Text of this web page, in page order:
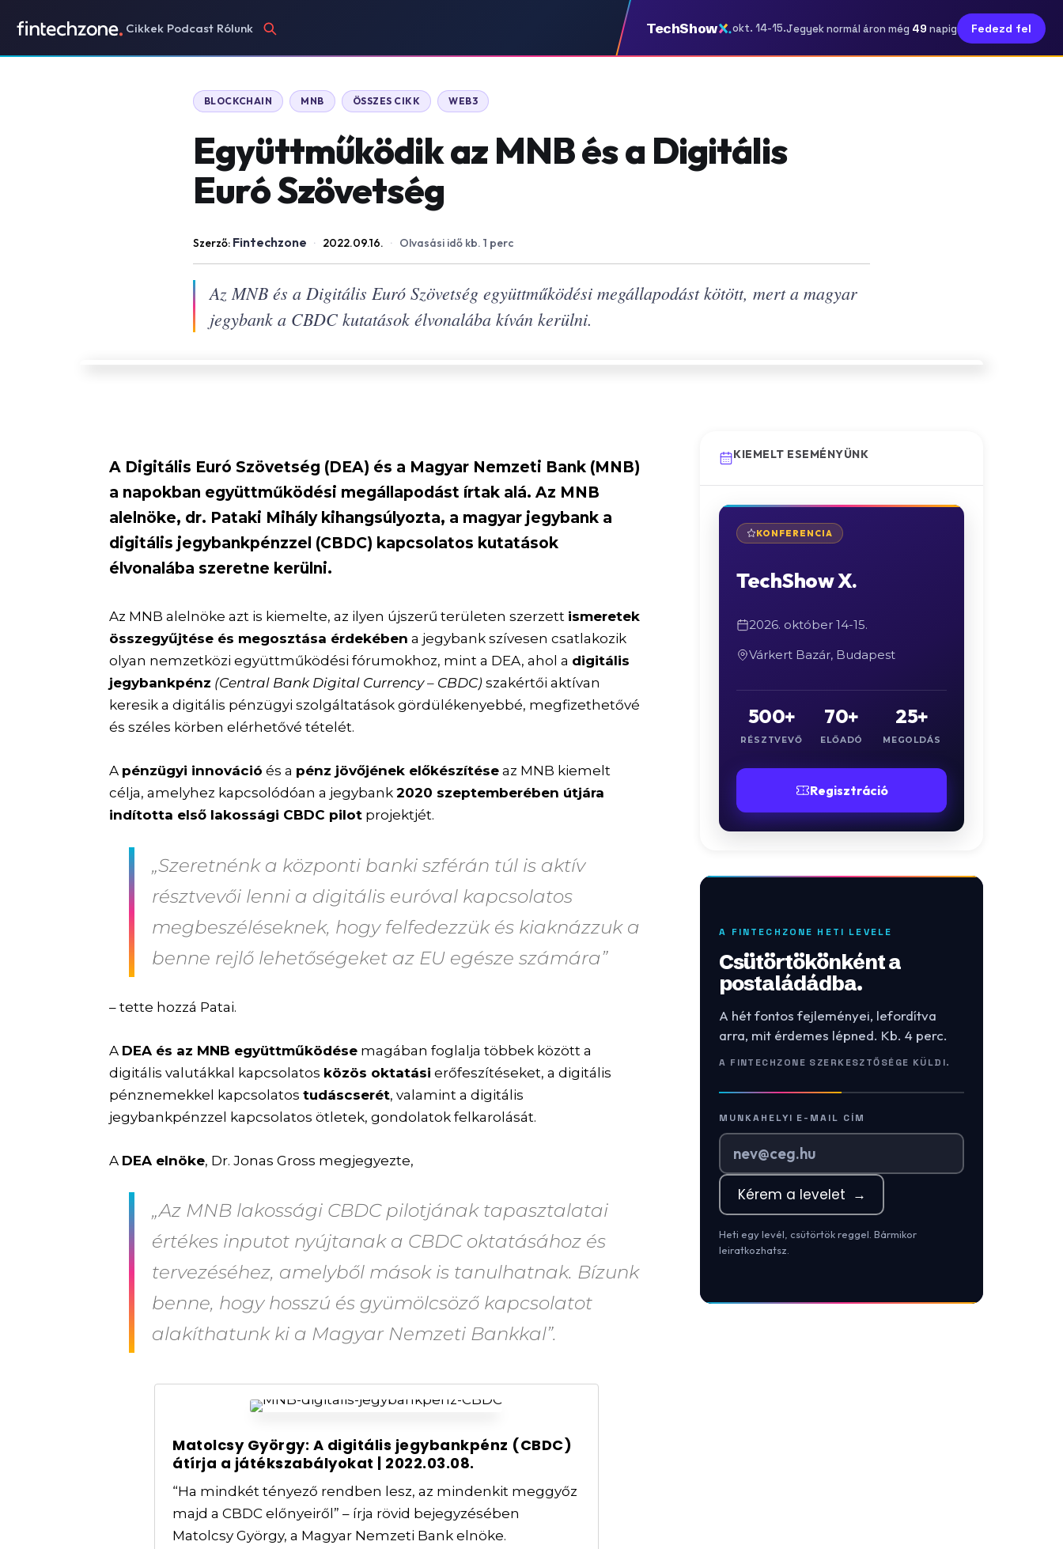
Cikkek Podcast Rólunk TechShow okt. 14-15.Jegyek normál áron még 49 napig Fedezd fel
BLOCKCHAIN MNB ÖSSZES CIKK WEB3
Együttműködik az MNB és a Digitális
Euró Szövetség
Szerző: Fintechzone · 2022.09.16. · Olvasási idő kb. 1 perc
Az MNB és a Digitális Euró Szövetség együttműködési megállapodást kötött, mert a magyar
jegybank a CBDC kutatások élvonalába kíván kerülni.
A Digitális Euró Szövetség (DEA) és a Magyar Nemzeti Bank (MNB)
a napokban együttműködési megállapodást írtak alá. Az MNB
alelnöke, dr. Pataki Mihály kihangsúlyozta, a magyar jegybank a
digitális jegybankpénzzel (CBDC) kapcsolatos kutatások
élvonalába szeretne kerülni.
Az MNB alelnöke azt is kiemelte, az ilyen újszerű területen szerzett ismeretek
összegyűjtése és megosztása érdekében a jegybank szívesen csatlakozik
olyan nemzetközi együttműködési fórumokhoz, mint a DEA, ahol a digitális
jegybankpénz (Central Bank Digital Currency – CBDC) szakértői aktívan
keresik a digitális pénzügyi szolgáltatások gördülékenyebbé, megfizethetővé
és széles körben elérhetővé tételét.
A pénzügyi innováció és a pénz jövőjének előkészítése az MNB kiemelt
célja, amelyhez kapcsolódóan a jegybank2020 szeptemberében útjára
indította első lakossági CBDC pilot projektjét.
„Szeretnénk a központi banki szférán túl is aktív
résztvevői lenni a digitális euróval kapcsolatos
megbeszéléseknek, hogy felfedezzük és kiaknázzuk a
benne rejlő lehetőségeket az EU egésze számára”
– tette hozzá Patai.
A DEA és az MNB együttműködése magában foglalja többek között a
digitális valutákkal kapcsolatos közös oktatási erőfeszítéseket, a digitális
pénznemekkel kapcsolatostudáscserét, valamint a digitális
jegybankpénzzel kapcsolatos ötletek, gondolatok felkarolását.
A DEA elnöke, Dr. Jonas Gross megjegyezte,
„Az MNB lakossági CBDC pilotjának tapasztalatai
értékes inputot nyújtanak a CBDC oktatásához és
tervezéséhez, amelyből mások is tanulhatnak. Bízunk
benne, hogy hosszú és gyümölcsöző kapcsolatot
alakíthatunk ki a Magyar Nemzeti Bankkal”.
Matolcsy György: A digitális jegybankpénz (CBDC)
átírja a játékszabályokat | 2022.03.08.
“Ha mindkét tényező rendben lesz, az mindenkit meggyőz
majd a CBDC előnyeiről” – írja rövid bejegyzésében
Matolcsy György, a Magyar Nemzeti Bank elnöke.
KIEMELT ESEMÉNYÜNK
KONFERENCIA
TechShow X.
2026. október 14-15.
Várkert Bazár, Budapest
500+
RÉSZTVEVŐ
70+
ELŐADÓ
25+
MEGOLDÁS
Regisztráció
A FINTECHZONE HETI LEVELE
Csütörtökönként a
postaládádba.
A hét fontos fejleményei, lefordítva
arra, mit érdemes lépned. Kb. 4 perc.
A FINTECHZONE SZERKESZTŐSÉGE KÜLDI.
MUNKAHELYI E-MAIL CÍM
Kérem a levelet →
Heti egy levél, csütörtök reggel. Bármikor
leiratkozhatsz.